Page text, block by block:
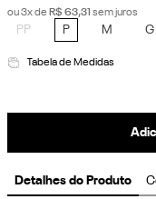
ou3x de R$ 63,31 sem juros
PP P M G
Tabela de Medidas
Detalhes do Produto